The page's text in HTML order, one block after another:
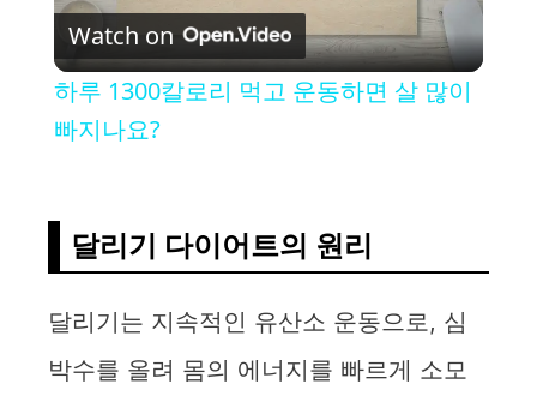
l
V
i
Watch on
하루 1300칼로리 먹고 운동하면 살 많이
빠지나요?
달리기 다이어트의 원리
달리기는 지속적인 유산소 운동으로, 심
박수를 올려 몸의 에너지를 빠르게 소모